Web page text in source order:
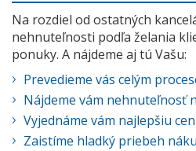
Na rozdiel od ostatných
nehnuteľnosti podľa želania
ponuky. A nájdeme aj tú Vašu:
Prevedieme vás celým
Nájdeme vám nehnuteľnosť
Vyjednáme vám najlepšiu
Zaistíme hladký priebeh